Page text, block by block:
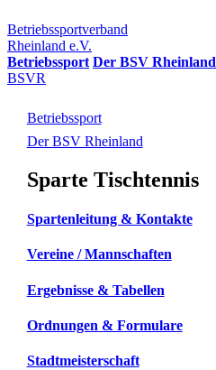
Betriebssportverband
Rheinland e.V.
Betriebssport Der BSV Rheinland
BSVR
Betriebssport
Der BSV Rheinland
Sparte Tischtennis
Spartenleitung & Kontakte
Vereine / Mannschaften
Ergebnisse & Tabellen
Ordnungen & Formulare
Stadtmeisterschaft